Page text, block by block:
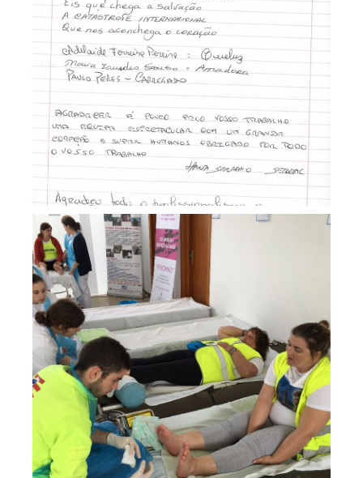
Dedicatórias dos peregrinos e
agradecimentos ao apoio
prestado.
Apoio a fátima aos peregrinos
no posto medico